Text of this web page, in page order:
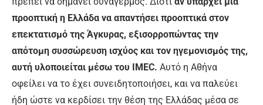
προοπτική η Ελλάδα να απαντήσει προοπτικά στον
επεκτατισμό της Άγκυρας, εξισορροπώντας την
απότομη συσσώρευση ισχύος και τον ηγεμονισμός της,
αυτή υλοποιείται μέσω του ΙΜΕC. Αυτό η Αθήνα
οφείλει να το έχει συνειδητοποιήσει, και να παλεύει
ήδη ώστε να κερδίσει την θέση της Ελλάδας μέσα σε